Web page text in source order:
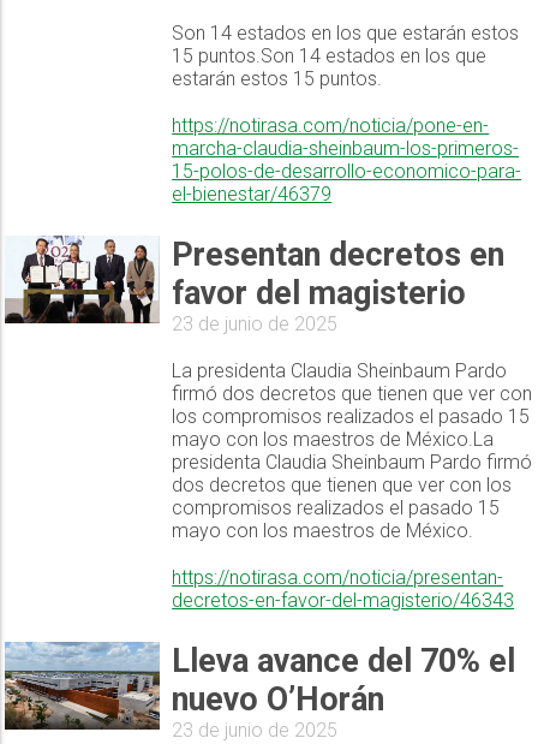
Son 14 estados en los que estarán estos
15 puntos.Son 14 estados en los que
estarán estos 15 puntos.
https://notirasa.com/noticia/pone-en-
marcha-claudia-sheinbaum-los-primeros-
15-polos-de-desarrollo-economico-para-
el-bienestar/46379
Presentan decretos en
favor del magisterio
23 de junio de 2025
La presidenta Claudia Sheinbaum Pardo
firmó dos decretos que tienen que ver con
los compromisos realizados el pasado 15
mayo con los maestros de México.La
presidenta Claudia Sheinbaum Pardo firmó
dos decretos que tienen que ver con los
compromisos realizados el pasado 15
mayo con los maestros de México.
https://notirasa.com/noticia/presentan-
decretos-en-favor-del-magisterio/46343
Lleva avance del 70% el
nuevo O’Horán
23 de junio de 2025